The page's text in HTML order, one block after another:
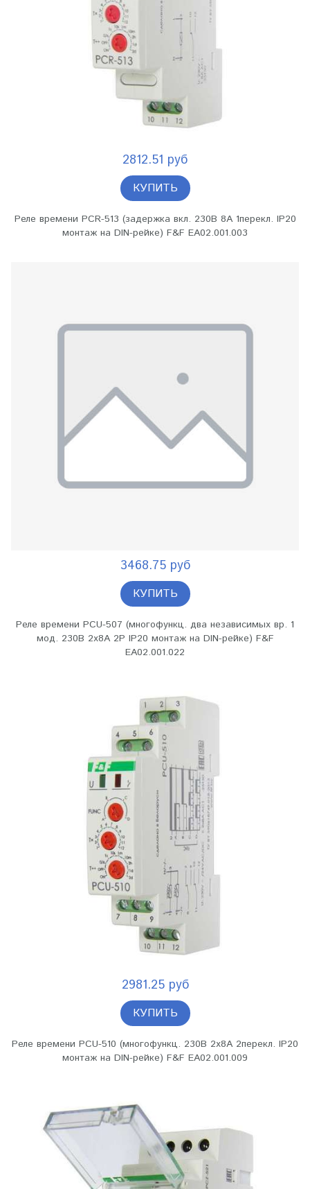
2812.51 руб
КУПИТЬ
Реле времени PCR-513 (задержка вкл. 230В 8А 1перекл. IP20
монтаж на DIN-рейке) F&F EA02.001.003
3468.75 руб
КУПИТЬ
Реле времени PCU-507 (многофункц. два независимых вр. 1
мод. 230В 2х8А 2P IP20 монтаж на DIN-рейке) F&F
EA02.001.022
2981.25 руб
КУПИТЬ
Реле времени PCU-510 (многофункц. 230В 2х8А 2перекл. IP20
монтаж на DIN-рейке) F&F EA02.001.009